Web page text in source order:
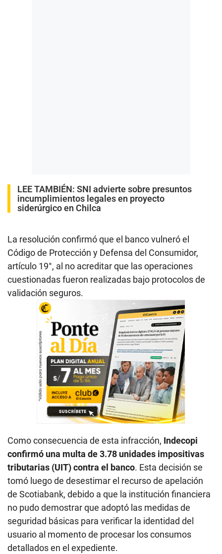
LEE TAMBIÉN: SNI advierte sobre presuntos
incumplimientos legales en proyecto
siderúrgico en Chilca
La resolución confirmó que el banco vulneró el
Código de Protección y Defensa del Consumidor,
artículo 19°, al no acreditar que las operaciones
cuestionadas fueron realizadas bajo protocolos de
validación seguros.
Como consecuencia de esta infracción, Indecopi
confirmó una multa de 3.78 unidades impositivas
tributarias (UIT) contra el banco. Esta decisión se
tomó luego de desestimar el recurso de apelación
de Scotiabank, debido a que la institución financiera
no pudo demostrar que adoptó las medidas de
seguridad básicas para verificar la identidad del
usuario al momento de procesar los consumos
detallados en el expediente.